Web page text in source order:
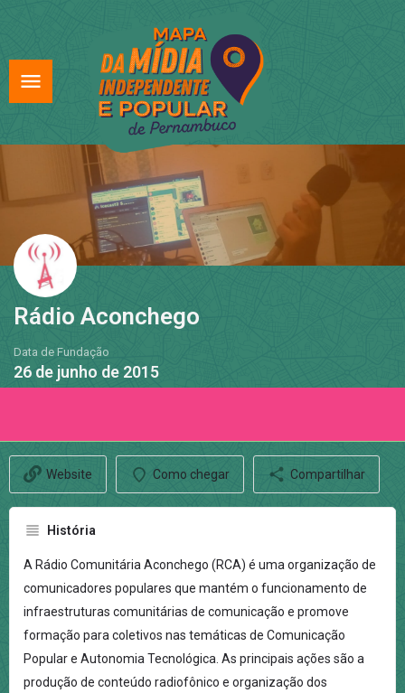
Rádio Aconchego
Data de Fundação
26 de junho de 2015
Website Como chegar Compartilhar
História
A Rádio Comunitária Aconchego (RCA) é uma organização de
comunicadores populares que mantém o funcionamento de
infraestruturas comunitárias de comunicação e promove
formação para coletivos nas temáticas de Comunicação
Popular e Autonomia Tecnológica. As principais ações são a
produção de conteúdo radiofônico e organização dos